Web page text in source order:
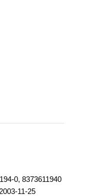
0, 8373611940
2003-11-25